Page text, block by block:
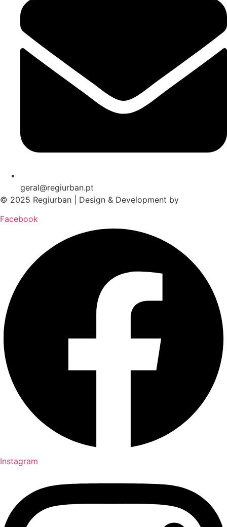
geral@regiurban.pt
© 2025 Regiurban | Design & Development by
Facebook
Instagram